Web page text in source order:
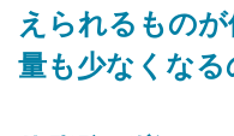
えられるもの
量も少なくなる